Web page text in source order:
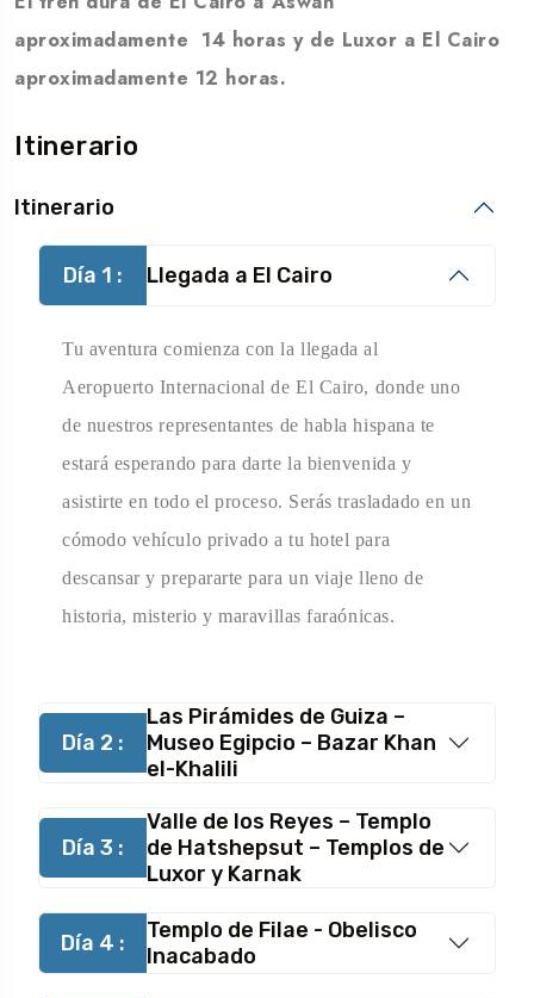
aproximadamente 14 horas y de Luxor a El Cairo
aproximadamente 12 horas.
Itinerario
Itinerario
Día 1 : Llegada a El Cairo
Tu aventura comienza con la llegada al
Aeropuerto Internacional de El Cairo, donde uno
de nuestros representantes de habla hispana te
estará esperando para darte la bienvenida y
asistirte en todo el proceso. Serás trasladado en un
cómodo vehículo privado a tu hotel para
descansar y prepararte para un viaje lleno de
historia, misterio y maravillas faraónicas.
Día 2 :
Las Pirámides de Guiza –
Museo Egipcio – Bazar Khan
el-Khalili
Día 3 :
Valle de los Reyes – Templo
de Hatshepsut – Templos de
Luxor y Karnak
Día 4 :
Templo de Filae - Obelisco
Inacabado